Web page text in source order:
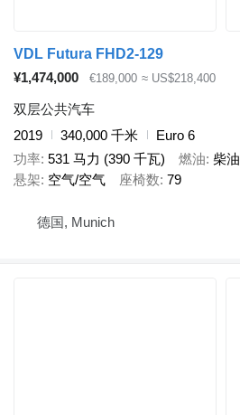
VDL Futura FHD2-129
¥1,474,000
€189,000 ≈ US$218,400
双层公共汽车
2019
340,000 千米
Euro 6
功率 531 马力 (390 千瓦) 燃油 柴油
悬架 空气/空气 座椅数 79
德国, Munich